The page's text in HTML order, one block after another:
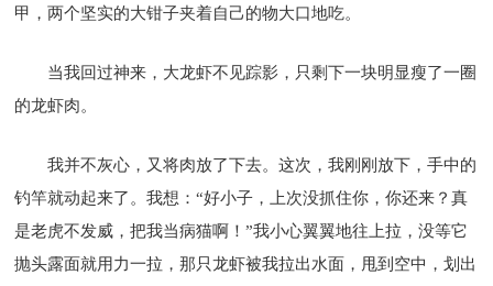
甲，两个坚实的大钳子夹着自己的物大口地吃。
当我回过神来，大龙虾不见踪影，只剩下一块明显瘦了一圈
的龙虾肉。
我并不灰心，又将肉放了下去。这次，我刚刚放下，手中的
钓竿就动起来了。我想：“好小子，上次没抓住你，你还来？真
是老虎不发威，把我当病猫啊！”我小心翼翼地往上拉，没等它
抛头露面就用力一拉，那只龙虾被我拉出水面，甩到空中，划出